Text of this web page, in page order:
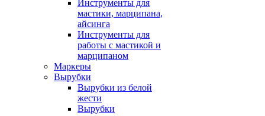
Инструменты для
мастики, марципана,
айсинга
Инструменты для
работы с мастикой и
марципаном
Маркеры
Вырубки
Вырубки из белой
жести
Вырубки